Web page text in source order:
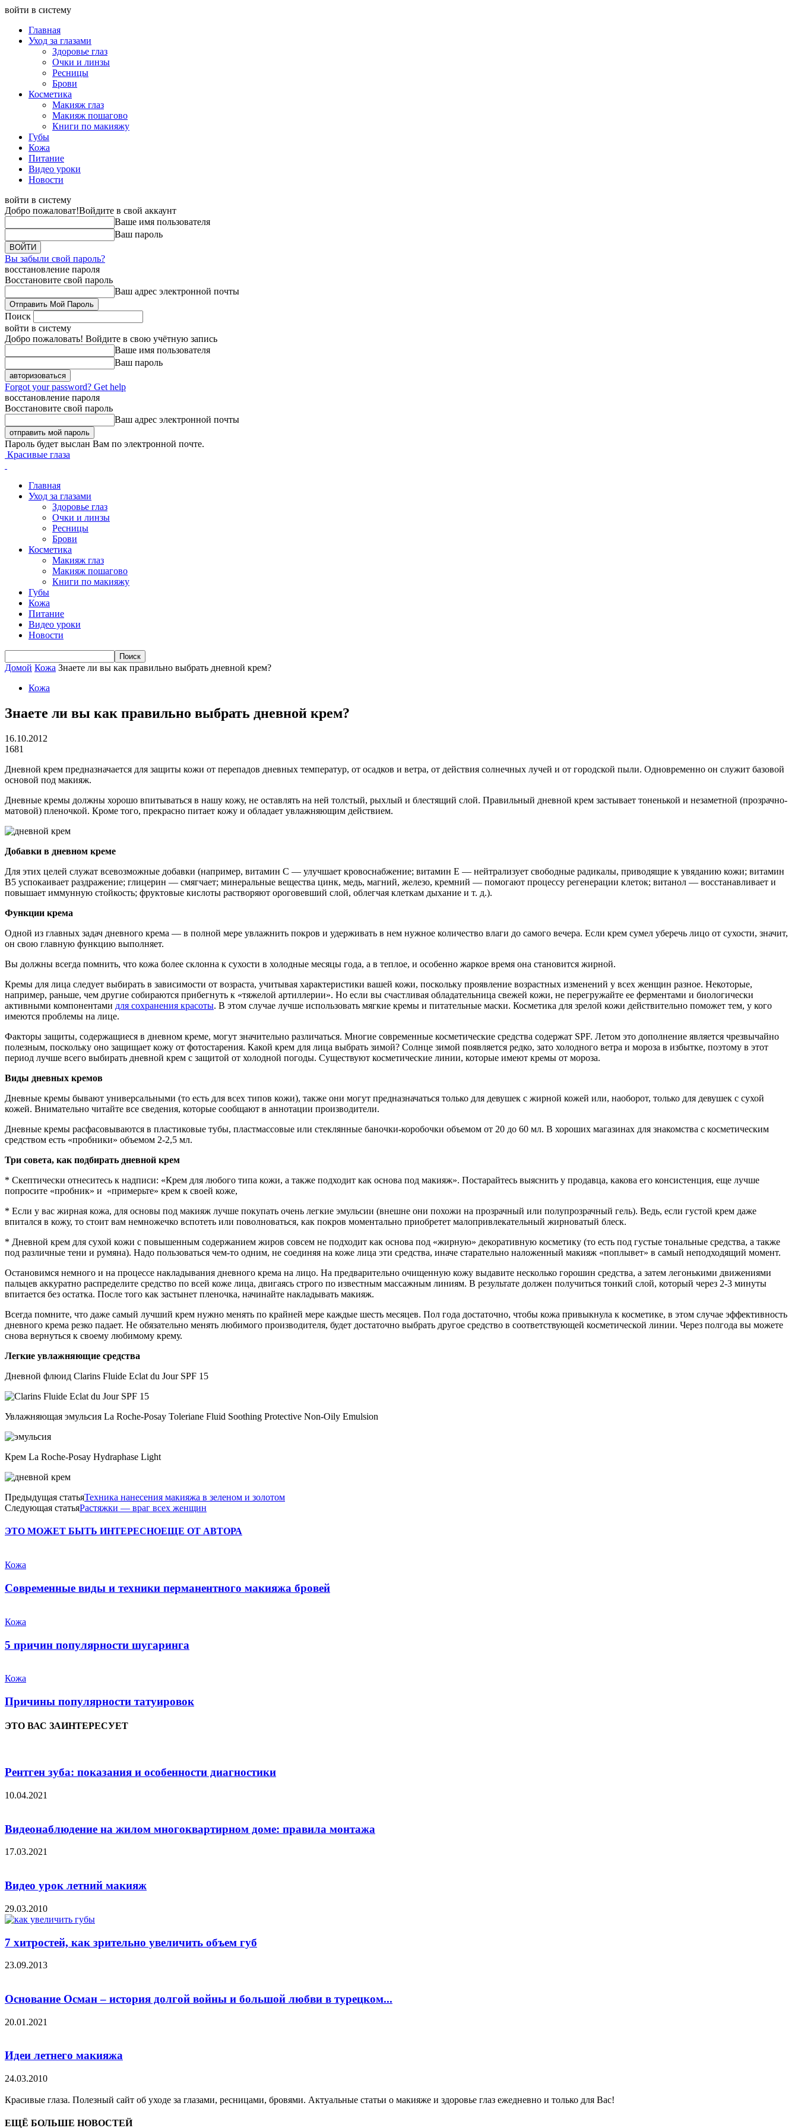
войти в систему
Главная
Уход за глазами
Здоровье глаз
Очки и линзы
Ресницы
Брови
Косметика
Макияж глаз
Макияж пошагово
Книги по макияжу
Губы
Кожа
Питание
Видео уроки
Новости
войти в систему
Добро пожаловат!Войдите в свой аккаунт
Ваше имя пользователя
Ваш пароль
Вы забыли свой пароль?
восстановление пароля
Восстановите свой пароль
Ваш адрес электронной почты
Поиск
войти в систему
Добро пожаловать! Войдите в свою учётную запись
Ваше имя пользователя
Ваш пароль
Forgot your password? Get help
восстановление пароля
Восстановите свой пароль
Ваш адрес электронной почты
Пароль будет выслан Вам по электронной почте.
Красивые глаза
Главная
Уход за глазами
Здоровье глаз
Очки и линзы
Ресницы
Брови
Косметика
Макияж глаз
Макияж пошагово
Книги по макияжу
Губы
Кожа
Питание
Видео уроки
Новости
Домой Кожа Знаете ли вы как правильно выбрать дневной крем?
Кожа
Знаете ли вы как правильно выбрать дневной крем?
16.10.2012
1681
Дневной крем предназначается для защиты кожи от перепадов дневных температур, от осадков и ветра, от действия солнечных лучей и от городской пыли. Одновременно он служит базовой
основой под макияж.
Дневные кремы должны хорошо впитываться в нашу кожу, не оставлять на ней толстый, рыхлый и блестящий слой. Правильный дневной крем застывает тоненькой и незаметной (прозрачно-
матовой) пленочкой. Кроме того, прекрасно питает кожу и обладает увлажняющим действием.
Добавки в дневном креме
Для этих целей служат всевозможные добавки (например, витамин С — улучшает кровоснабжение; витамин Е — нейтрализует свободные радикалы, приводящие к увяданию кожи; витамин
В5 успокаивает раздражение; глицерин — смягчает; минеральные вещества цинк, медь, магний, железо, кремний — помогают процессу регенерации клеток; витанол — восстанавливает и
повышает иммунную стойкость; фруктовые кислоты растворяют ороговевший слой, облегчая клеткам дыхание и т. д.).
Функции крема
Одной из главных задач дневного крема — в полной мере увлажнить покров и удерживать в нем нужное количество влаги до самого вечера. Если крем сумел уберечь лицо от сухости, значит,
он свою главную функцию выполняет.
Вы должны всегда помнить, что кожа более склонна к сухости в холодные месяцы года, а в теплое, и особенно жаркое время она ​становится жирной.
Кремы для лица следует выбирать в зависимости от возраста, учитывая характеристики вашей кожи, поскольку проявление возрастных изменений у всех женщин разное. Некоторые,
например, раньше, чем другие собираются прибегнуть к «тяжелой артиллерии». Но если вы счастливая обладательница свежей кожи, не перегружайте ее ферментами и биологически
активными компонентами для сохранения красоты. В этом случае лучше использовать мягкие кремы и питательные маски. Косметика для зрелой кожи действительно поможет тем, у кого
имеются проблемы на лице.
Факторы защиты, содержащиеся в дневном креме, могут значительно различаться. Многие современные косметические средства содержат SPF. Летом это дополнение является чрезвычайно
полезным, поскольку оно защищает кожу от фотостарения. Какой крем для лица выбрать зимой? Солнце зимой появляется редко, зато холодного ветра и мороза в избытке, поэтому в этот
период лучше всего выбирать дневной крем с защитой от холодной погоды. Существуют косметические линии, которые имеют кремы от мороза.
Виды дневных кремов
Дневные кремы бывают универсальными (то есть для всех типов кожи), также они могут предназначаться только для девушек с жирной кожей или, наоборот, только для девушек с сухой
кожей. Внимательно читайте все сведения, которые сообщают в аннотации производители.
Дневные кремы расфасовываются в пластиковые тубы, пластмассовые или стеклянные баночки-коробочки объемом от 20 до 60 мл. В хороших магазинах для знакомства с косметическим
средством есть «пробники» объемом 2-2,5 мл.
Три совета, как подбирать дневной крем
* Скептически отнеситесь к надписи: «Крем для любого типа кожи, а также подходит как основа под макияж». Постарайтесь выяснить у продавца, какова его консистенция, еще лучше
попросите «пробник» и «примерьте» крем к своей коже,
* Если у вас жирная кожа, для основы под макияж лучше покупать очень легкие эмульсии (внешне они похожи на прозрачный или полупрозрачный гель). Ведь, если густой крем даже
впитался в кожу, то стоит вам немножечко вспотеть или поволноваться, как покров моментально приобретет малопривлекательный жирноватый блеск.
* Дневной крем для сухой кожи с повышенным содержанием жиров совсем не подходит как основа под «жирную» декоративную косметику (то есть под густые тональные средства, а также
под различные тени и румяна). Надо пользоваться чем-то одним, не соединяя на коже лица эти средства, иначе старательно наложенный макияж «поплывет» в самый неподходящий момент.
Остановимся немного и на процессе накладывания дневного крема на лицо. На предварительно очищенную кожу выдавите несколько горошин средства, а затем легонькими движениями
пальцев аккуратно распределите средство по всей коже лица, двигаясь строго по известным массажным линиям. В результате должен получиться тонкий слой, который через 2-3 минуты
впитается без остатка. После того как застынет пленочка, начинайте накладывать макияж.
Всегда помните, что даже самый лучший крем нужно менять по крайней мере каждые шесть месяцев. Пол года достаточно, чтобы кожа привыкнула к косметике, в этом случае эффективность
дневного крема резко падает. Не обязательно менять любимого производителя, будет достаточно выбрать другое средство в соответствующей косметической линии. Через полгода вы можете
снова вернуться к своему любимому крему.
Легкие увлажняющие средства
Дневной флюид Clarins Fluide Eclat du Jour SPF 15
Увлажняющая эмульсия La Roche-Posay Toleriane Fluid Soothing Protective Non-Oily Emulsion
Крем La Roche-Posay Hydraphase Light
Предыдущая статьяТехника нанесения макияжа в зеленом и золотом
Следующая статьяРастяжки — враг всех женщин
ЭТО МОЖЕТ БЫТЬ ИНТЕРЕСНОЕЩЕ ОТ АВТОРА
Кожа
Современные виды и техники перманентного макияжа бровей
Кожа
5 причин популярности шугаринга
Кожа
Причины популярности татуировок
ЭТО ВАС ЗАИНТЕРЕСУЕТ
Рентген зуба: показания и особенности диагностики
10.04.2021
Видеонаблюдение на жилом многоквартирном доме: правила монтажа
17.03.2021
Видео урок летний макияж
29.03.2010
7 хитростей, как зрительно увеличить объем губ
23.09.2013
Основание Осман – история долгой войны и большой любви в турецком...
20.01.2021
Идеи летнего макияжа
24.03.2010
Красивые глаза. Полезный сайт об уходе за глазами, ресницами, бровями. Актуальные статьи о макияже и здоровье глаз ежедневно и только для Вас!
ЕЩЁ БОЛЬШЕ НОВОСТЕЙ